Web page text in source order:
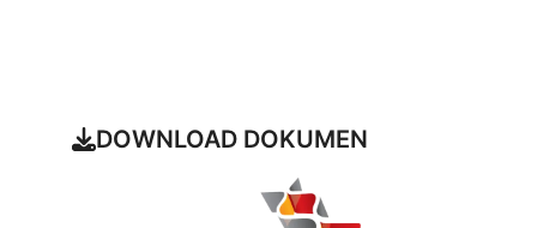
DOWNLOAD DOKUMEN